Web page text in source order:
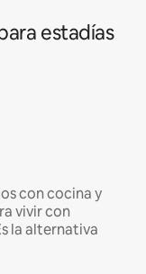
estadías
con cocina y
vivir con
la alternativa